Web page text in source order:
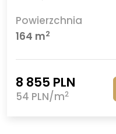
Powierzchnia
164 m2
8 855 PLN
54 PLN/m2